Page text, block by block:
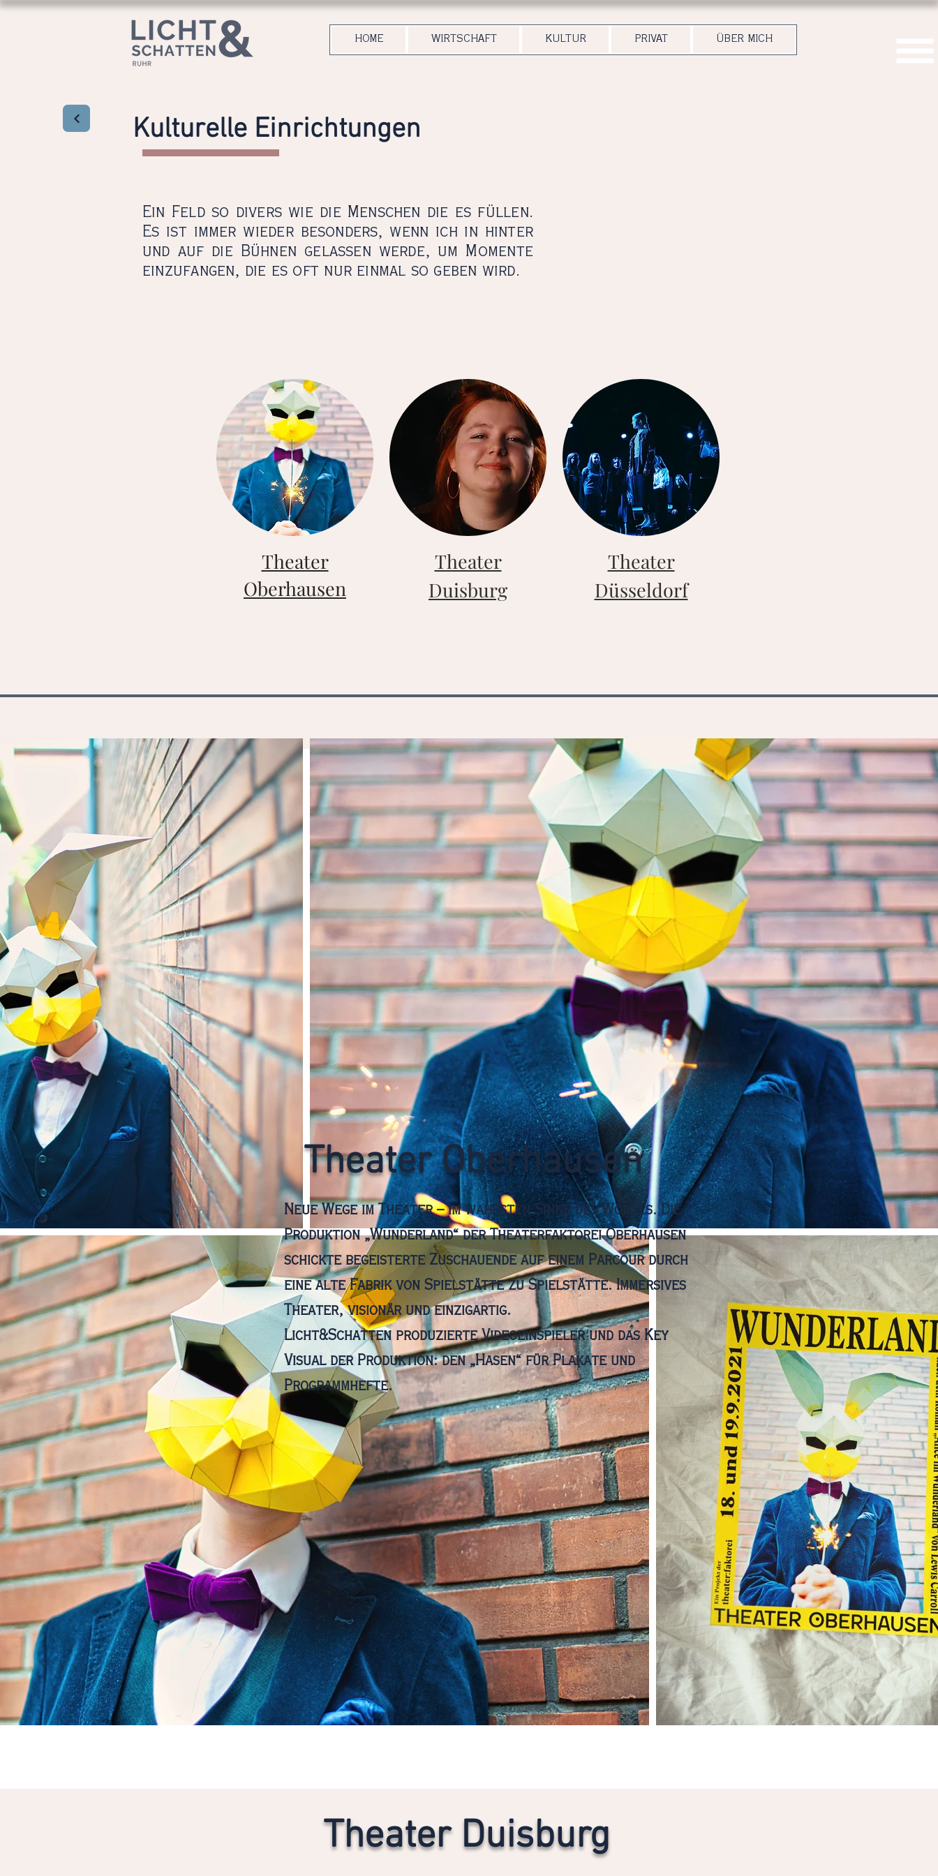
HOME WIRTSCHAFT KULTUR PRIVAT ÜBER MICH
Kulturelle Einrichtungen
Ein Feld so divers wie die Menschen die es füllen.
Es ist immer wieder besonders, wenn ich in hinter
und auf die Bühnen gelassen werde, um Momente
einzufangen, die es oft nur einmal so geben wird.
Theater
Oberhausen
Theater
Duisburg
Theater
Düsseldorf
Theater Oberhausen
Neue Wege im Theater – im wahrsten Sinne des Wortes. Die
Produktion „Wunderland“ der Theaterfaktorei Oberhausen
schickte begeisterte Zuschauende auf einem Parcour durch
eine alte Fabrik von Spielstätte zu Spielstätte. Immersives
Theater, visionär und einzigartig.
Licht&Schatten produzierte Videoeinspieler und das Key
Visual der Produktion: den „Hasen“ für Plakate und
Programmhefte.
Theater Duisburg